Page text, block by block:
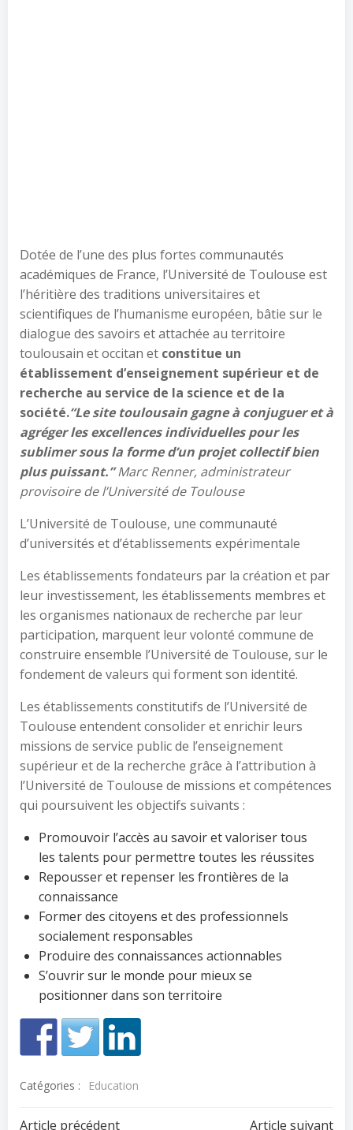
Dotée de l’une des plus fortes communautés
académiques de France, l’Université de Toulouse est
l’héritière des traditions universitaires et
scientifiques de l’humanisme européen, bâtie sur le
dialogue des savoirs et attachée au territoire
toulousain et occitan et constitue un
établissement d’enseignement supérieur et de
recherche au service de la science et de la
société.“Le site toulousain gagne à conjuguer et à
agréger les excellences individuelles pour les
sublimer sous la forme d’un projet collectif bien
plus puissant.”Marc Renner, administrateur
provisoire de l’Université de Toulouse
L’Université de Toulouse, une communauté
d’universités et d’établissements expérimentale
Les établissements fondateurs par la création et par
leur investissement, les établissements membres et
les organismes nationaux de recherche par leur
participation, marquent leur volonté commune de
construire ensemble l’Université de Toulouse, sur le
fondement de valeurs qui forment son identité.
Les établissements constitutifs de l’Université de
Toulouse entendent consolider et enrichir leurs
missions de service public de l’enseignement
supérieur et de la recherche grâce à l’attribution à
l’Université de Toulouse de missions et compétences
qui poursuivent les objectifs suivants :
Promouvoir l’accès au savoir et valoriser tous
les talents pour permettre toutes les réussites
Repousser et repenser les frontières de la
connaissance
Former des citoyens et des professionnels
socialement responsables
Produire des connaissances actionnables
S’ouvrir sur le monde pour mieux se
positionner dans son territoire
Catégories : Education
Article précédent Article suivant